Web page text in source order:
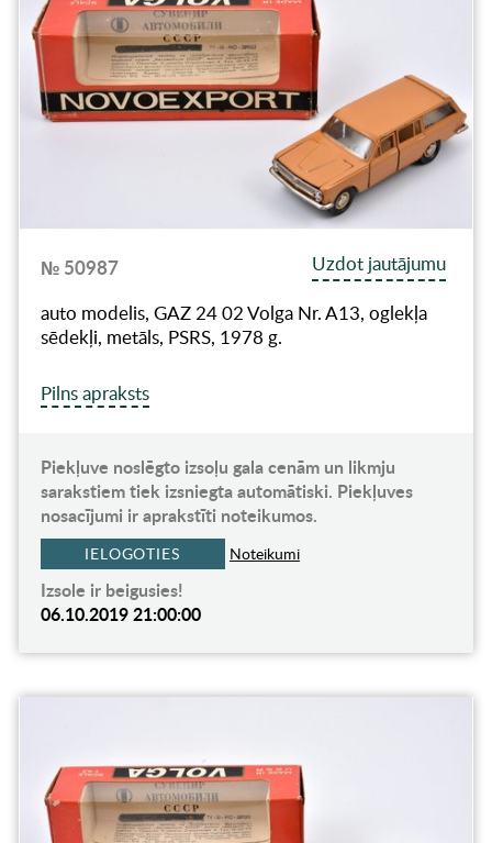
№ 50987
Uzdot jautājumu
auto modelis, GAZ 24 02 Volga Nr. A13, oglekļa
sēdekļi, metāls, PSRS, 1978 g.
Pilns apraksts
Piekļuve noslēgto izsoļu gala cenām un likmju
sarakstiem tiek izsniegta automātiski. Piekļuves
nosacījumi ir aprakstīti noteikumos.
IELOGOTIES Noteikumi
Izsole ir beigusies!
06.10.2019 21:00:00